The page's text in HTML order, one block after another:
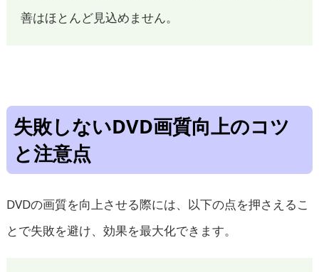
善はほとんど見込めません。
失敗しないDVD画質向上のコツ
と注意点
DVDの画質を向上させる際には、以下の点を押さえるこ
とで失敗を避け、効果を最大化できます。